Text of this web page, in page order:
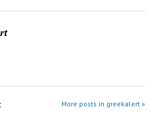
More posts in greekalert »